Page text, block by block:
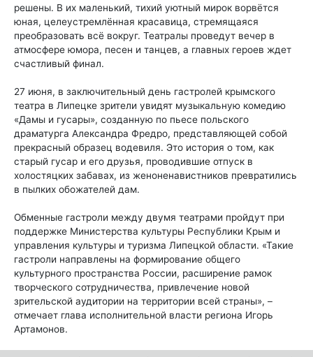
решены. В их маленький, тихий уютный мирок ворвётся
юная, целеустремлённая красавица, стремящаяся
преобразовать всё вокруг. Театралы проведут вечер в
атмосфере юмора, песен и танцев, а главных героев ждет
счастливый финал.
27 июня, в заключительный день гастролей крымского
театра в Липецке зрители увидят музыкальную комедию
«Дамы и гусары», созданную по пьесе польского
драматурга Александра Фредро, представляющей собой
прекрасный образец водевиля. Это история о том, как
старый гусар и его друзья, проводившие отпуск в
холостяцких забавах, из женоненавистников превратились
в пылких обожателей дам.
Обменные гастроли между двумя театрами пройдут при
поддержке Министерства культуры Республики Крым и
управления культуры и туризма Липецкой области. «Такие
гастроли направлены на формирование общего
культурного пространства России, расширение рамок
творческого сотрудничества, привлечение новой
зрительской аудитории на территории всей страны», –
отмечает глава исполнительной власти региона Игорь
Артамонов.